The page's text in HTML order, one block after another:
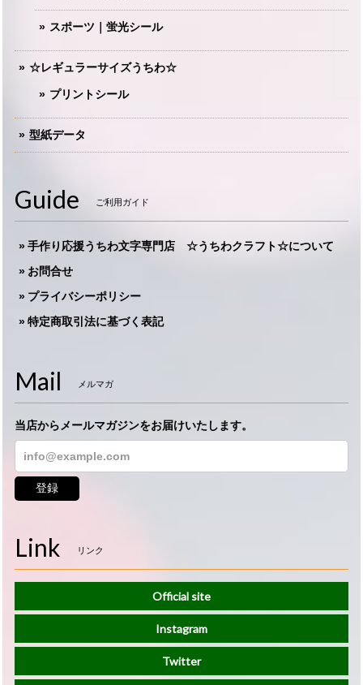
スポーツ｜蛍光シール
☆レギュラーサイズうちわ☆
プリントシール
型紙データ
Guide ご利用ガイド
手作り応援うちわ文字専門店 ☆うちわクラフト☆について
お問合せ
プライバシーポリシー
特定商取引法に基づく表記
Mail メルマガ
当店からメールマガジンをお届けいたします。
登録
Link リンク
Official site
Instagram
Twitter